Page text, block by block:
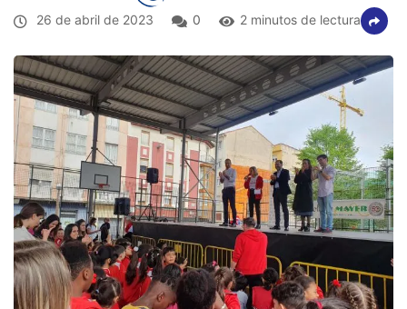
26 de abril de 2023 0 2 minutos de lectura